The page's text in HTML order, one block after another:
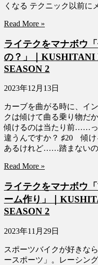
くなる テクニック以前に
Read More »
ライテクをマナボウ
の？」｜
SEASON 2
2023年12月13日
カーブを曲がる時に、イ
クは傾けて曲る乗り物だ
傾けるのは当たり前……っ
違うんですか？ ♯20 傾け
あるけれど……踏まない
Read More »
ライテクをマナボウ
ーム作り」｜
SEASON 2
2023年11月29日
スポーツバイクが好きな
ースポーツ」。レーシン